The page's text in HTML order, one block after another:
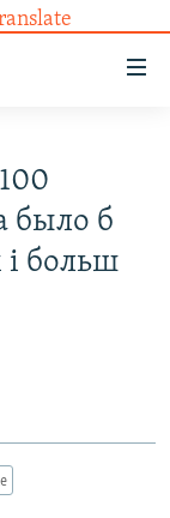
было б
больш